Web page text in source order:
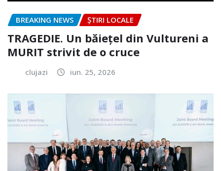
BREAKING NEWS ȘTIRI LOCALE
TRAGEDIE. Un băiețel din Vultureni a
MURIT strivit de o cruce
clujazi iun. 25, 2026